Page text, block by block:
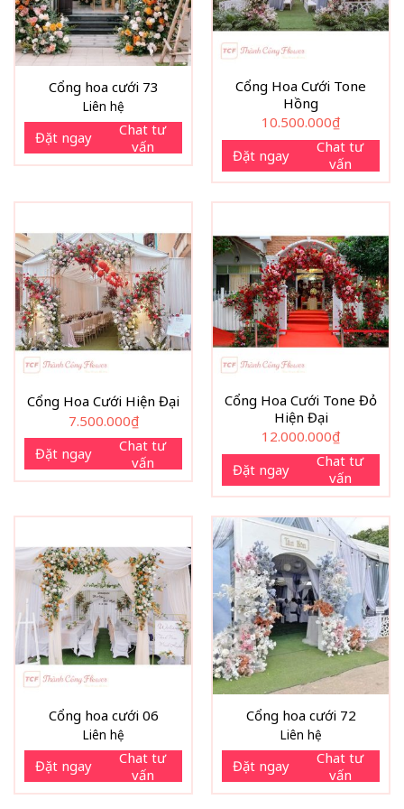
Cổng hoa cưới 73
Liên hệ
Đặt ngay
Chat tư
vấn
Cổng Hoa Cưới Tone
Hồng
10.500.000₫
Đặt ngay
Chat tư
vấn
Cổng Hoa Cưới Hiện Đại
7.500.000₫
Đặt ngay
Chat tư
vấn
Cổng Hoa Cưới Tone Đỏ
Hiện Đại
12.000.000₫
Đặt ngay
Chat tư
vấn
Cổng hoa cưới 06
Liên hệ
Đặt ngay
Chat tư
vấn
Cổng hoa cưới 72
Liên hệ
Đặt ngay
Chat tư
vấn